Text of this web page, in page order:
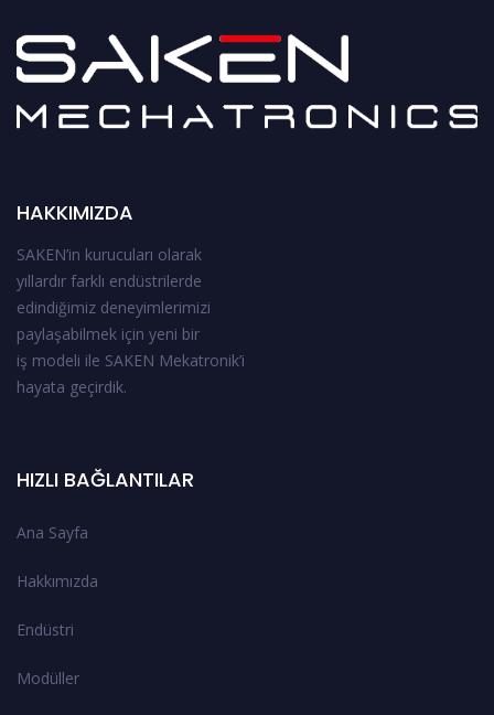
HAKKIMIZDA
SAKEN’in kurucuları olarak
yıllardır farklı endüstrilerde
edindiğimiz deneyimlerimizi
paylaşabilmek için yeni bir
iş modeli ile SAKEN Mekatronik’i
hayata geçirdik.
HIZLI BAĞLANTILAR
Ana Sayfa
Hakkımızda
Endüstri
Modüller